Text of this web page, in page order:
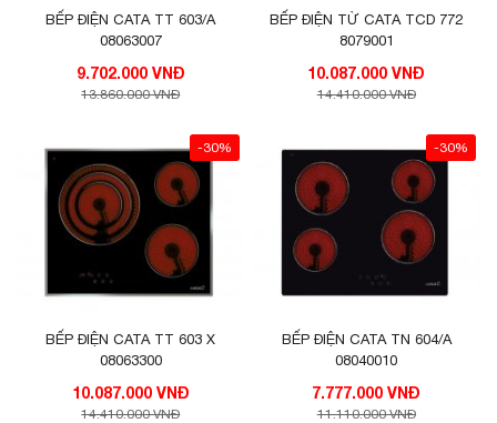
BẾP ĐIỆN CATA TT 603/A
08063007
9.702.000 VNĐ
13.860.000 VNĐ
BẾP ĐIỆN TỪ CATA TCD 772
8079001
10.087.000 VNĐ
14.410.000 VNĐ
-30%
BẾP ĐIỆN CATA TT 603 X
08063300
10.087.000 VNĐ
14.410.000 VNĐ
-30%
BẾP ĐIỆN CATA TN 604/A
08040010
7.777.000 VNĐ
11.110.000 VNĐ